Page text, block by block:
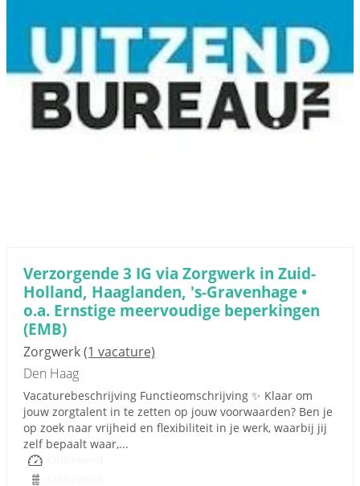
Verzorgende 3 IG via Zorgwerk in Zuid-
Holland, Haaglanden, 's-Gravenhage •
o.a. Ernstige meervoudige beperkingen
(EMB)
Zorgwerk(1 vacature)
Den Haag
Vacaturebeschrijving Functieomschrijving ✨ Klaar om
jouw zorgtalent in te zetten op jouw voorwaarden? Ben je
op zoek naar vrijheid en flexibiliteit in je werk, waarbij jij
zelf bepaalt waar,...